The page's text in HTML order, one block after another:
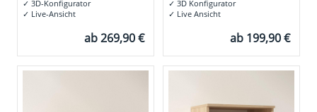
✓ 3D-Konfigurator
✓ Live-Ansicht
ab269,90 €
✓ 3D Konfigurator
✓ Live Ansicht
ab 199,90 €